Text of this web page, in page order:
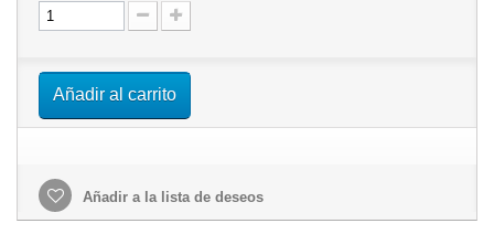
Añadir al carrito
Añadir a la lista de deseos